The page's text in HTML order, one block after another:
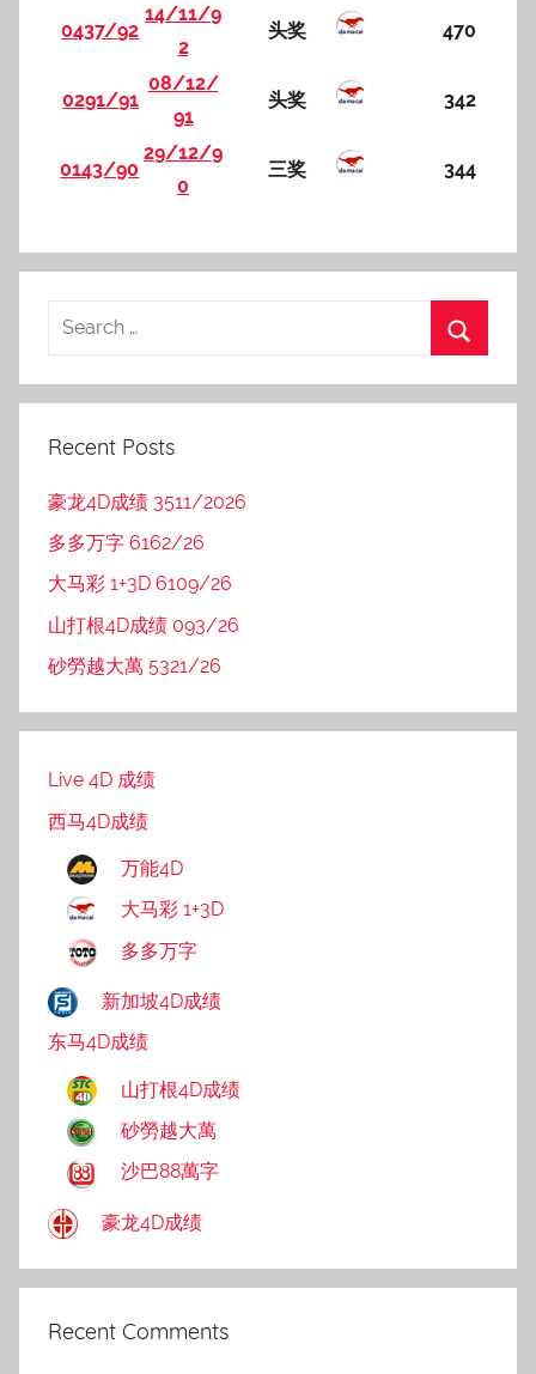
0437/92
14/11/9
2
头奖 470
0291/91
08/12/
91
头奖 342
0143/90
29/12/9
0
三奖 344
Recent Posts
豪龙4D成绩 3511/2026
多多万字 6162/26
大马彩 1+3D 6109/26
山打根4D成绩 093/26
砂勞越大萬 5321/26
Live 4D 成绩
西马4D成绩
万能4D
大马彩 1+3D
多多万字
新加坡4D成绩
东马4D成绩
山打根4D成绩
砂勞越大萬
沙巴88萬字
豪龙4D成绩
Recent Comments